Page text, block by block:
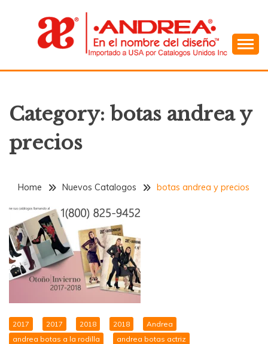
ANDREA
Category: botas andrea y
precios
Home Nuevos Catalogos botas andrea y precios
2017 2017 2018 2018
Andrea
andrea botas a la rodilla
andrea botas actriz